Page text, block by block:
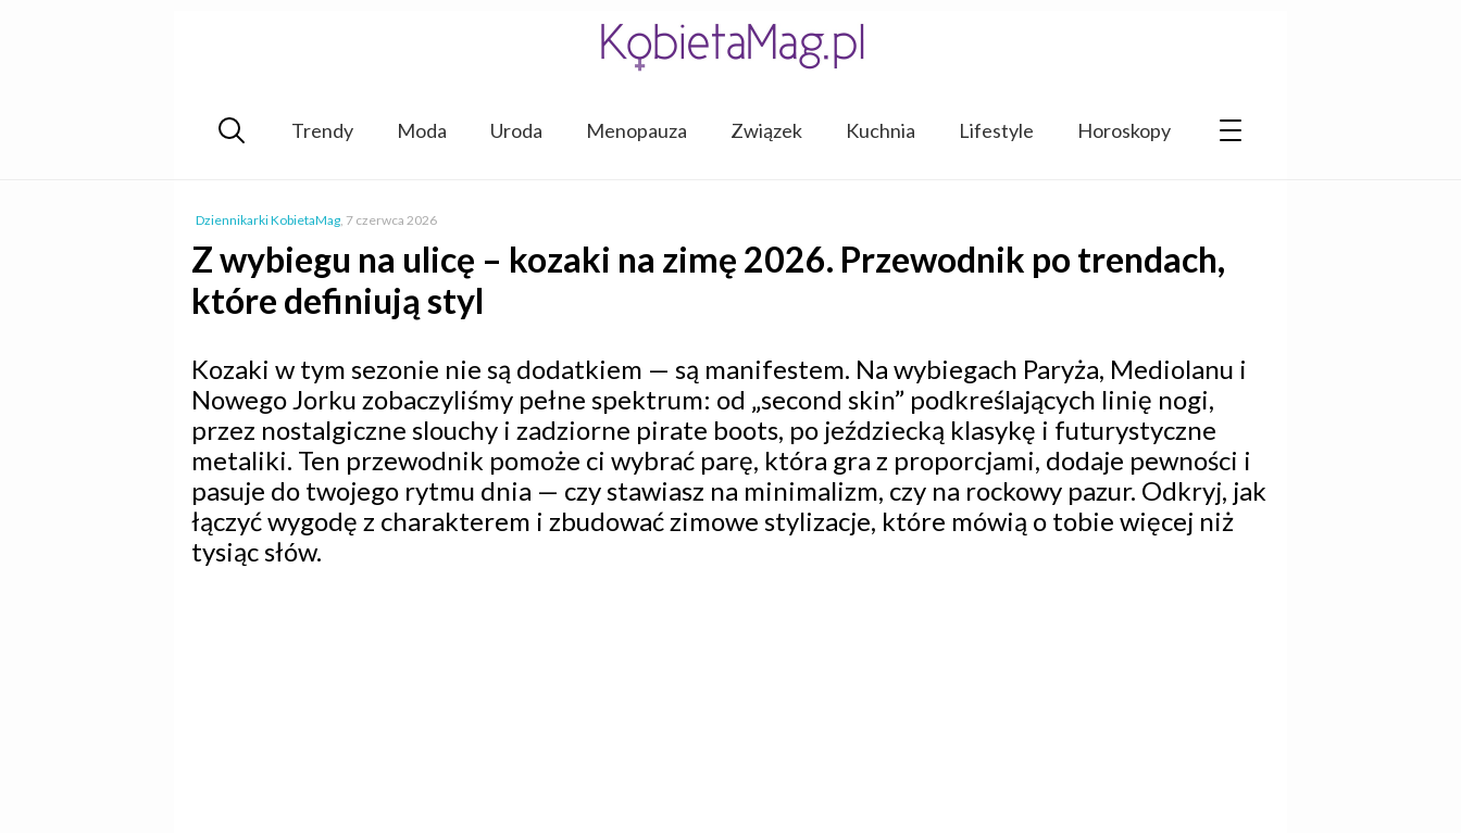
Trendy Moda Uroda Menopauza Związek Kuchnia Lifestyle Horoskopy
Dziennikarki KobietaMag, 7 czerwca 2026
Z wybiegu na ulicę – kozaki na zimę 2026. Przewodnik po trendach,
które definiują styl
Kozaki w tym sezonie nie są dodatkiem — są manifestem. Na wybiegach Paryża, Mediolanu i
Nowego Jorku zobaczyliśmy pełne spektrum: od „second skin” podkreślających linię nogi,
przez nostalgiczne slouchy i zadziorne pirate boots, po jeździecką klasykę i futurystyczne
metaliki. Ten przewodnik pomoże ci wybrać parę, która gra z proporcjami, dodaje pewności i
pasuje do twojego rytmu dnia — czy stawiasz na minimalizm, czy na rockowy pazur. Odkryj, jak
łączyć wygodę z charakterem i zbudować zimowe stylizacje, które mówią o tobie więcej niż
tysiąc słów.